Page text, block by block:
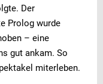
Der
Prolog wurde
– eine
gut ankam. So
miterleben.